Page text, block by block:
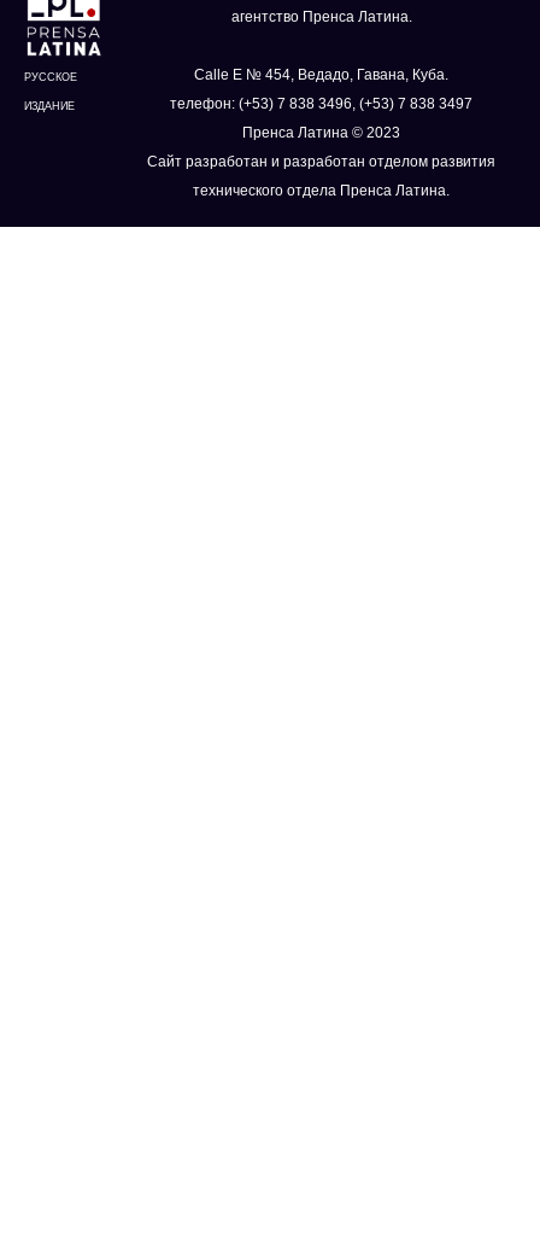
РУССКОЕ
ИЗДАНИЕ
агентство Пренса Латина.
Calle E № 454, Ведадо, Гавана, Куба.
телефон: (+53) 7 838 3496, (+53) 7 838 3497
Пренса Латина © 2023
Сайт разработан и разработан отделом развития
технического отдела Пренса Латина.